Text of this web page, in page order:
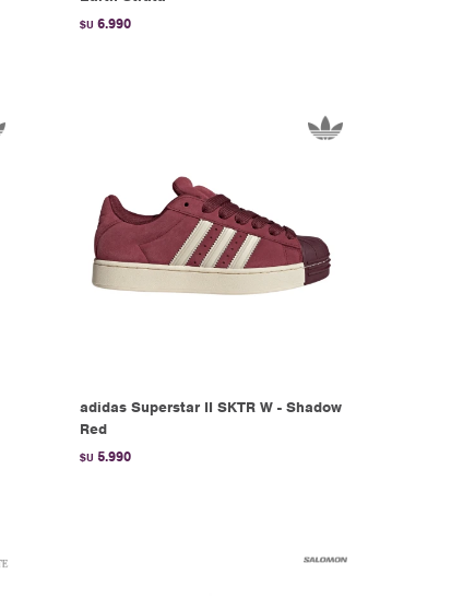
$U 6.990
adidas Superstar II SKTR W - Shadow
Red
$U 5.990